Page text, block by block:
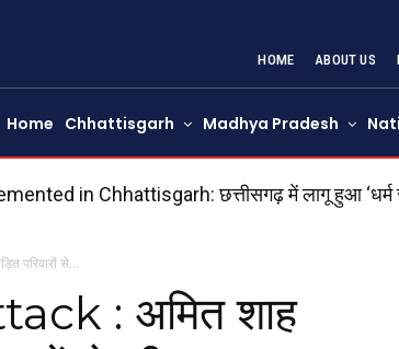
HOME ABOUT US
Home Chhattisgarh Madhya Pradesh
in Chhattisgarh: छत्तीसगढ़ में लागू हुआ ‘धर्म
परिवारों से...
: अमित शाह